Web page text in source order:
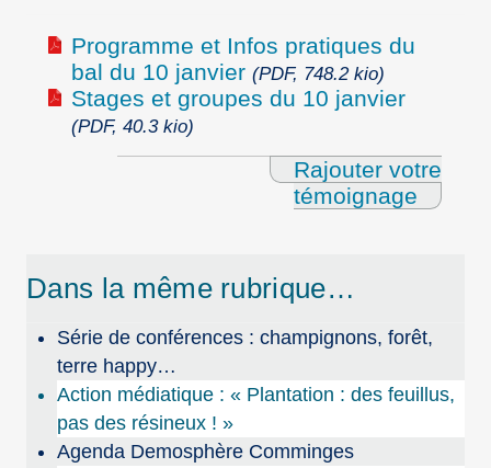
Programme et Infos pratiques du
bal du 10 janvier (PDF, 748.2 kio)
Stages et groupes du 10 janvier
(PDF, 40.3 kio)
Rajouter votre
témoignage
Dans la même rubrique…
Série de conférences : champignons, forêt,
terre happy…
Action médiatique : « Plantation : des feuillus,
pas des résineux ! »
Agenda Demosphère Comminges